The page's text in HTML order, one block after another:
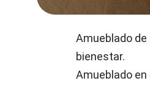
Amueblado
bienestar.
Amueblado en